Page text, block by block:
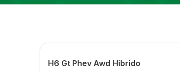
H6 Gt Phev Awd Hibrido